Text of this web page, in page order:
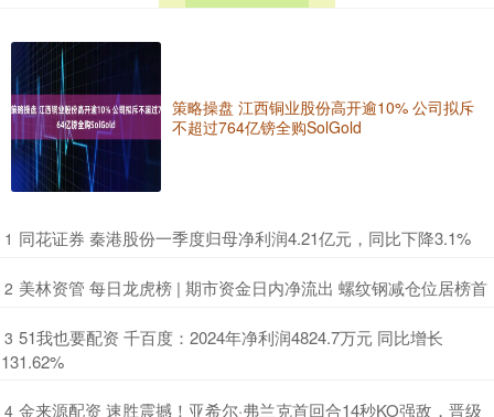
策略操盘 江西铜业股份高开逾10% 公司拟斥
不超过764亿镑全购SolGold
1 ​同花证券 秦港股份一季度归母净利润4.21亿元，同比下降3.1%
2 ​美林资管 每日龙虎榜 | 期市资金日内净流出 螺纹钢减仓位居榜首
3 ​51我也要配资 千百度：2024年净利润4824.7万元 同比增长
131.62%
4 ​金来源配资 速胜震撼！亚希尔·弗兰克首回合14秒KO强敌，晋级